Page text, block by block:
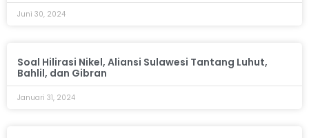
Juni 30, 2024
Soal Hilirasi Nikel, Aliansi Sulawesi Tantang Luhut,
Bahlil, dan Gibran
Januari 31, 2024